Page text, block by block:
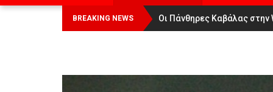
BREAKING NEWS Οι Πάνθηρες Καβάλας στην
Αναχώρησε για τα Γιάννενα